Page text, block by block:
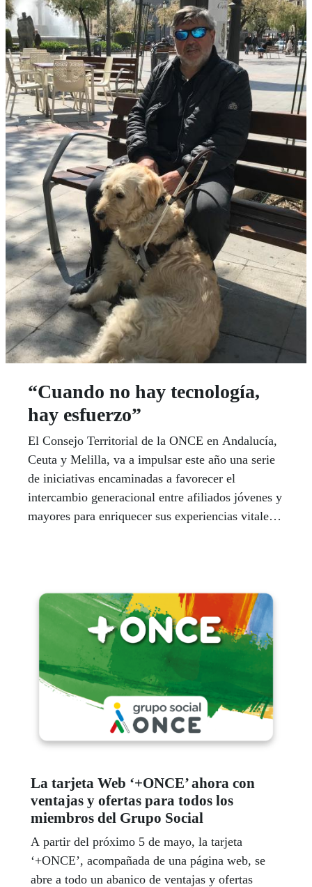
“Cuando no hay tecnología,
hay esfuerzo”
El Consejo Territorial de la ONCE en Andalucía,
Ceuta y Melilla, va a impulsar este año una serie
de iniciativas encaminadas a favorecer el
intercambio generacional entre afiliados jóvenes y
mayores para enriquecer sus experiencias vitales.
serán los mayores los que pregunten a los jóvenes
sobre sus expectativas.
La tarjeta Web ‘+ONCE’ ahora con
ventajas y ofertas para todos los
miembros del Grupo Social
A partir del próximo 5 de mayo, la tarjeta
‘+ONCE’, acompañada de una página web, se
abre a todo un abanico de ventajas y ofertas